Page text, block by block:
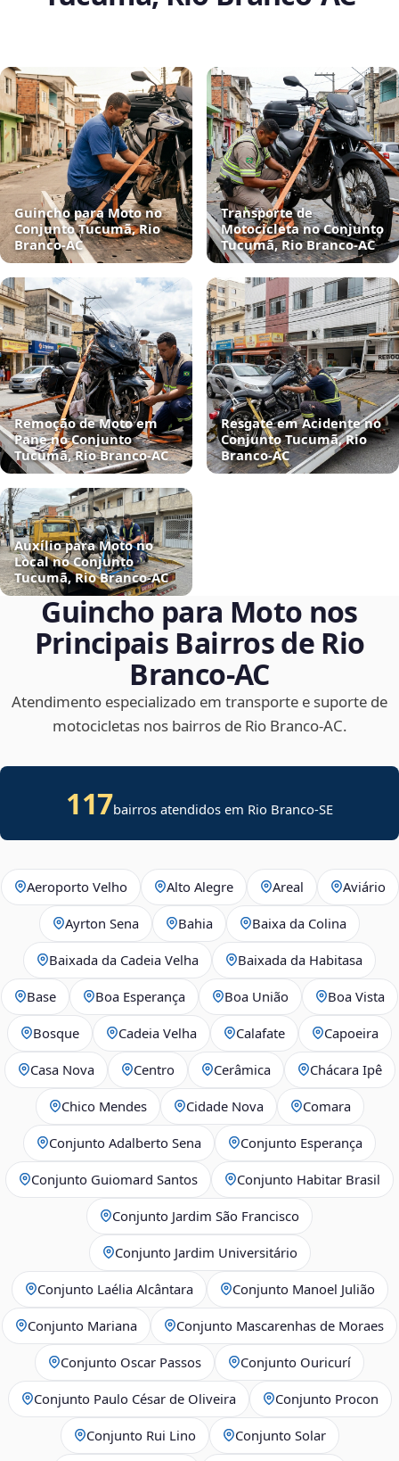
Guincho para Moto no
Conjunto Tucumã, Rio
Branco‑AC
Transporte de
Motocicleta no Conjunto
Tucumã, Rio Branco‑AC
Remoção de Moto em
Pane no Conjunto
Tucumã, Rio Branco‑AC
Resgate em Acidente no
Conjunto Tucumã, Rio
Branco‑AC
Auxílio para Moto no
Local no Conjunto
Tucumã, Rio Branco‑AC
Guincho para Moto nos
Principais Bairros de Rio
Branco‑AC
Atendimento especializado em transporte e suporte de
motocicletas nos bairros de Rio Branco‑AC.
117bairros atendidos em Rio Branco-SE
Aeroporto Velho Alto Alegre Areal Aviário
Ayrton Sena Bahia Baixa da Colina
Baixada da Cadeia Velha Baixada da Habitasa
Base Boa Esperança Boa União Boa Vista
Bosque Cadeia Velha Calafate Capoeira
Casa Nova Centro Cerâmica Chácara Ipê
Chico Mendes Cidade Nova Comara
Conjunto Adalberto Sena Conjunto Esperança
Conjunto Guiomard Santos Conjunto Habitar Brasil
Conjunto Jardim São Francisco
Conjunto Jardim Universitário
Conjunto Laélia Alcântara Conjunto Manoel Julião
Conjunto Mariana Conjunto Mascarenhas de Moraes
Conjunto Oscar Passos Conjunto Ouricurí
Conjunto Paulo César de Oliveira Conjunto Procon
Conjunto Rui Lino Conjunto Solar